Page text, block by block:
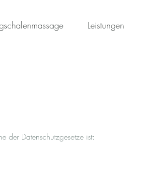
Leistungen
der Datenschutzgesetze ist: